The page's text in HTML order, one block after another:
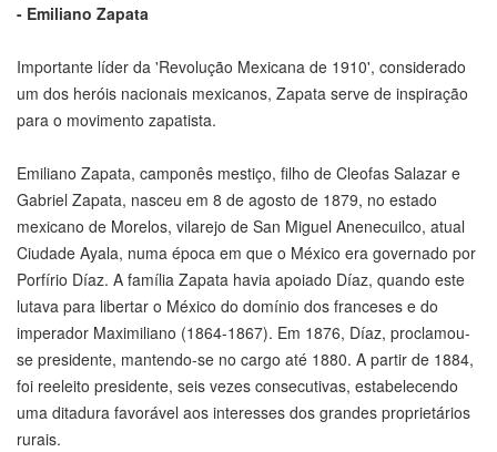
- Emiliano Zapata
Importante líder da 'Revolução Mexicana de 1910', considerado
um dos heróis nacionais mexicanos, Zapata serve de inspiração
para o movimento zapatista.
Emiliano Zapata, camponês mestiço, filho de Cleofas Salazar e
Gabriel Zapata, nasceu em 8 de agosto de 1879, no estado
mexicano de Morelos, vilarejo de San Miguel Anenecuilco, atual
Ciudade Ayala, numa época em que o México era governado por
Porfírio Díaz. A família Zapata havia apoiado Díaz, quando este
lutava para libertar o México do domínio dos franceses e do
imperador Maximiliano (1864-1867). Em 1876, Díaz, proclamou-
se presidente, mantendo-se no cargo até 1880. A partir de 1884,
foi reeleito presidente, seis vezes consecutivas, estabelecendo
uma ditadura favorável aos interesses dos grandes proprietários
rurais.